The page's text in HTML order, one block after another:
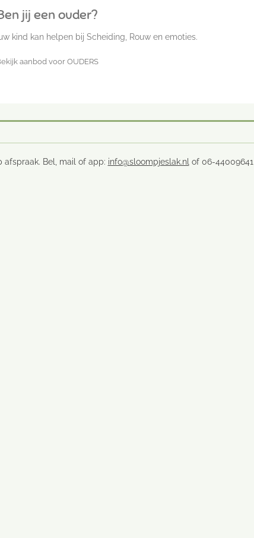
jij een ouder?
kind kan helpen bij Scheiding, Rouw en emoties.
aanbod voor OUDERS
afspraak. Bel, mail of app: info@sloompjeslak.nlof 06-44009641